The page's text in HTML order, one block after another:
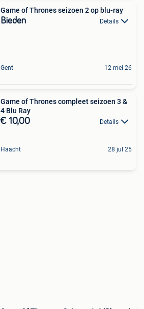
Game of Thrones seizoen 2 op blu-ray
Bieden Details
Gent 12 mei 26
Game of Thrones compleet seizoen 3 &
4 Blu Ray
€ 10,00 Details
Haacht 28 jul 25